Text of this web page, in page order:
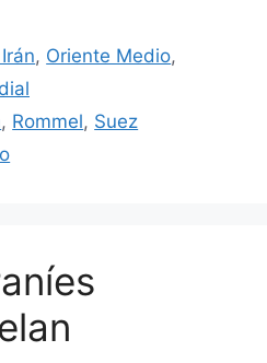
, Oriente Medio,
, Rommel, Suez